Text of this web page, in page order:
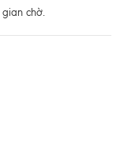
gian chờ.